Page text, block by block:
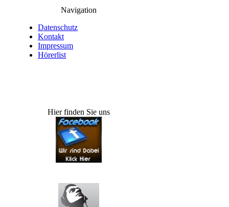
Navigation
Datenschutz
Kontakt
Impressum
Hörerlist
Hier finden Sie uns